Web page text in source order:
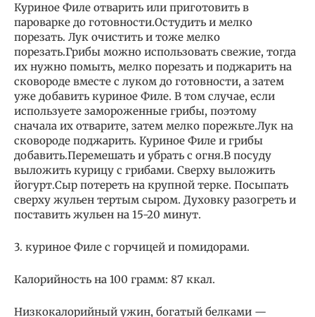
Куриное Филе отварить или приготовить в
пароварке до готовности.Остудить и мелко
порезать. Лук очистить и тоже мелко
порезать.Грибы можно использовать свежие, тогда
их нужно помыть, мелко порезать и поджарить на
сковороде вместе с луком до готовности, а затем
уже добавить куриное Филе. В том случае, если
используете замороженные грибы, поэтому
сначала их отварите, затем мелко порежьте.Лук на
сковороде поджарить. Куриное Филе и грибы
добавить.Перемешать и убрать с огня.В посуду
выложить курицу с грибами. Сверху выложить
йогурт.Сыр потереть на крупной терке. Посыпать
сверху жульен тертым сыром. Духовку разогреть и
поставить жульен на 15-20 минут.
3. куриное Филе с горчицей и помидорами.
Калорийность на 100 грамм: 87 ккал.
Низкокалорийный ужин, богатый белками —